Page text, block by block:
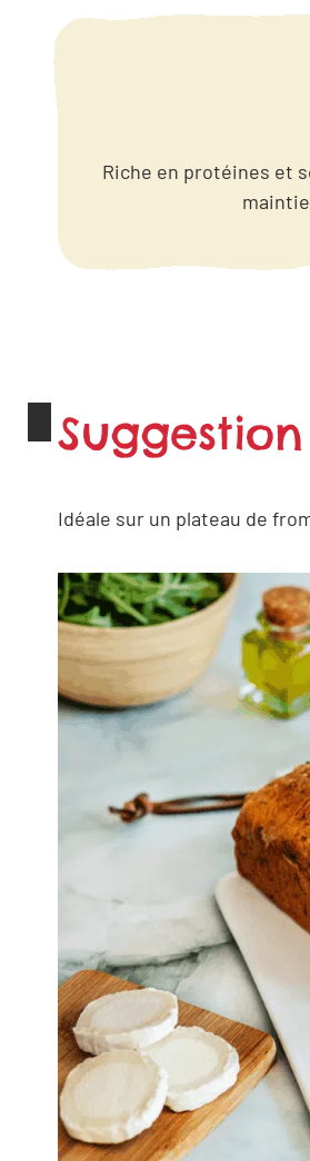
Riche en protéines et
Idéale sur un plateau de